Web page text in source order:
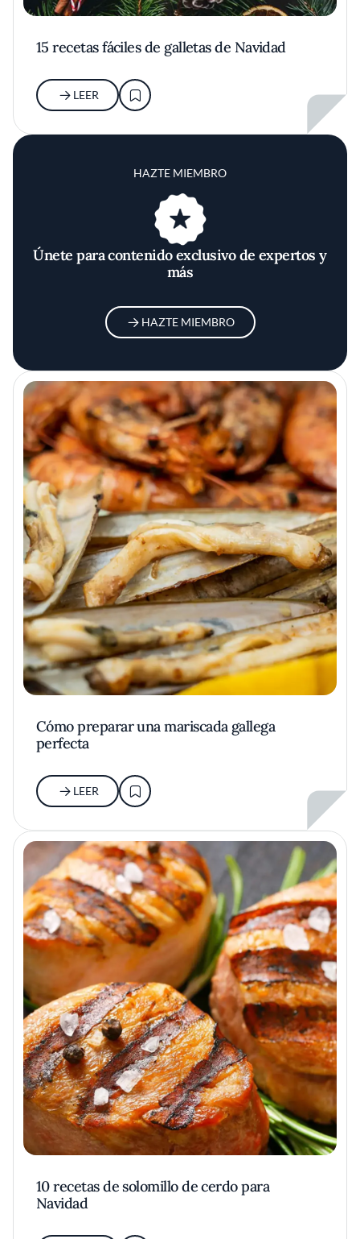
15 recetas fáciles de galletas de Navidad
LEER
HAZTE MIEMBRO
Únete para contenido exclusivo de expertos y
más
HAZTE MIEMBRO
Cómo preparar una mariscada gallega
perfecta
LEER
10 recetas de solomillo de cerdo para
Navidad